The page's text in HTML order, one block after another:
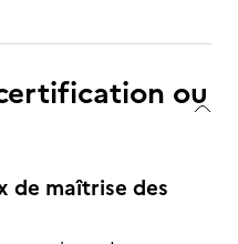
ou
de maîtrise des